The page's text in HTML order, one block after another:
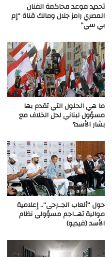
تحديد موعد محاكمة الفنان
المصري رامز جلال ومالك قناة “إم
بي سي”
ما هي الحلول التي تقدم بها
مسؤول لبناني لحل الخلاف مع
بشار الأسد؟
حول “ألعاب الجـ.رحى”.. إعلامية
موالية تهـ.اجم مسؤولي نظام
الأسد (فيديو)